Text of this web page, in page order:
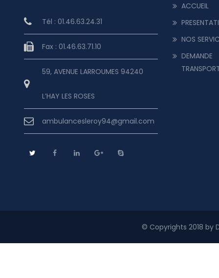
Tél : 01.46.63.24.31
Fax : 01.46.63.71.10
59, AVENUE LARROUMES 94240
L’HAY LES ROSES
ambulancesleroy94@gmail.com
ACCUEIL
NOS
DEMANDE
© Copyrights 2018 by